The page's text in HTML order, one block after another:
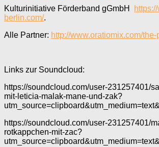
Kulturinitiative Förderband gGmbH
berlin.com/.
Alle Partner: http://www.oratiomix.com/the-
Links zur Soundcloud:
https://soundcloud.com/user-231257401/
mit-leticia-malak-mane-und-zak?
https://soundcloud.com/user-231257401/
rotkappchen-mit-zac?